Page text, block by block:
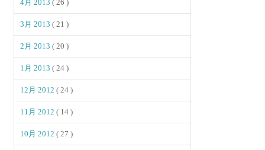
4月 2013( 26 )
3月 2013( 21 )
2月 2013( 20 )
1月 2013( 24 )
12月 2012( 24 )
11月 2012( 14 )
10月 2012( 27 )